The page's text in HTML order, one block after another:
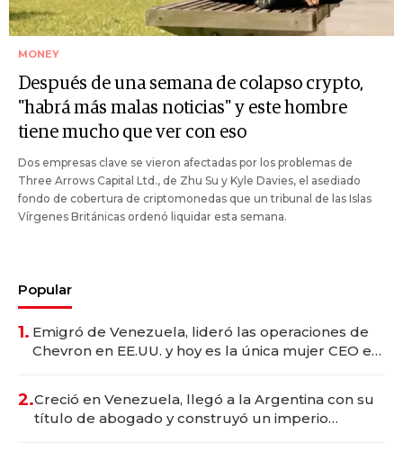
MONEY
Después de una semana de colapso crypto,
"habrá más malas noticias" y este hombre
tiene mucho que ver con eso
Dos empresas clave se vieron afectadas por los problemas de
Three Arrows Capital Ltd., de Zhu Su y Kyle Davies, el asediado
fondo de cobertura de criptomonedas que un tribunal de las Islas
Vírgenes Británicas ordenó liquidar esta semana.
Popular
1. Emigró de Venezuela, lideró las operaciones de
Chevron en EE.UU. y hoy es la única mujer CEO en
2.Creció en Venezuela, llegó a la Argentina con su
título de abogado y construyó un imperio